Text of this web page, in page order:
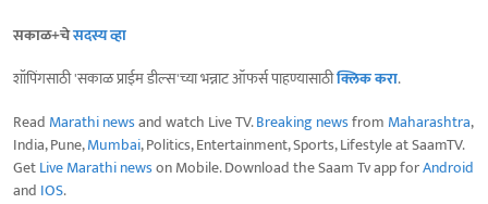
सकाळ+चेसदस्य व्हा
शॉपिंगसाठी 'सकाळ प्राईम डील्स'च्या भन्नाट ऑफर्स पाहण्यासाठीक्लिक करा.
Read Marathi newsand watch Live TV.Breaking newsfrom Maharashtra,
India, Pune,Mumbai, Politics, Entertainment, Sports, Lifestyle at SaamTV.
GetLive Marathi newson Mobile. Download the Saam Tv app forAndroid
and IOS.